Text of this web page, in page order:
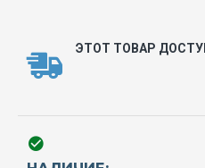
ЭТОТ ТОВАР